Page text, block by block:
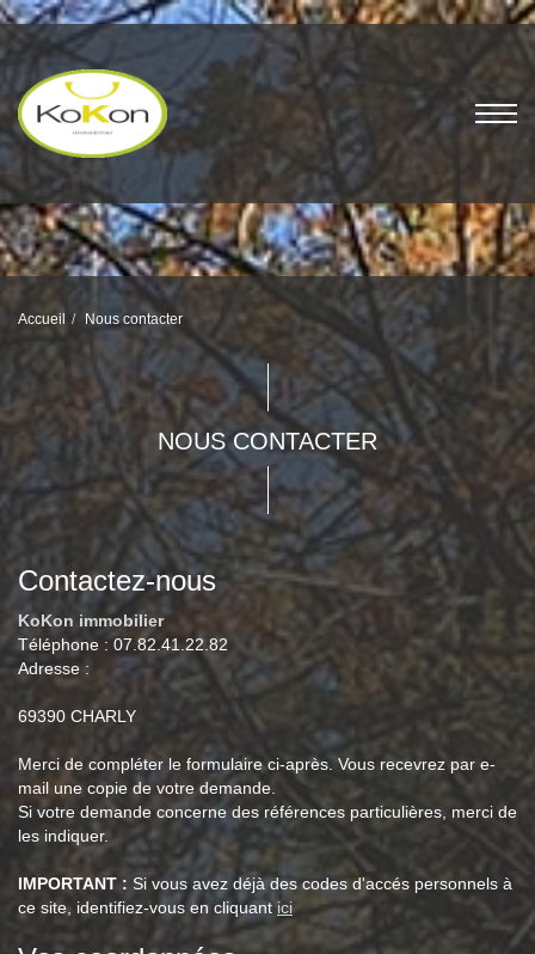
Accueil Nous contacter
NOUS CONTACTER
Contactez-nous
KoKon immobilier
Téléphone : 07.82.41.22.82
Adresse :
69390 CHARLY
Merci de compléter le formulaire ci-après. Vous recevrez par e-
mail une copie de votre demande.
Si votre demande concerne des références particulières, merci de
les indiquer.
IMPORTANT : Si vous avez déjà des codes d'accés personnels à
ce site, identifiez-vous en cliquantici